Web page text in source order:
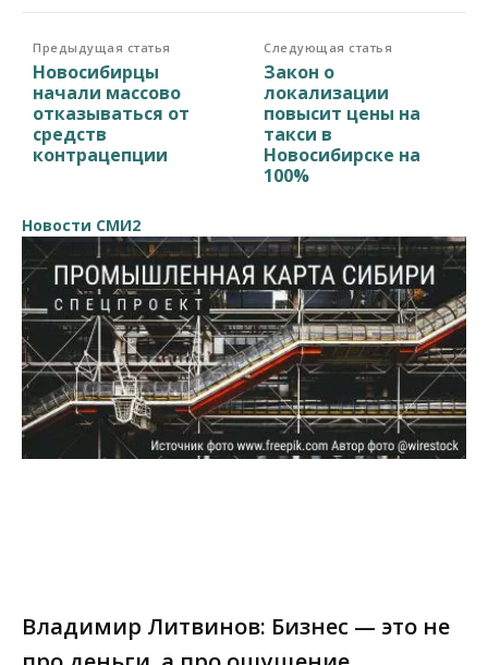
Предыдущая статья
Новосибирцы
начали массово
отказываться от
средств
контрацепции
Следующая статья
Закон о
локализации
повысит цены на
такси в
Новосибирске на
100%
Новости СМИ2
Владимир Литвинов: Бизнес — это не